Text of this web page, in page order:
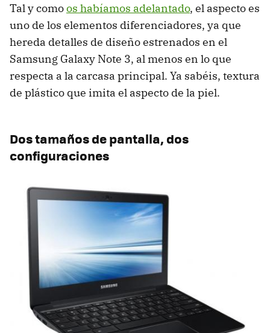
Tal y comoos habíamos adelantado, el aspecto es
uno de los elementos diferenciadores, ya que
hereda detalles de diseño estrenados en el
Samsung Galaxy Note 3, al menos en lo que
respecta a la carcasa principal. Ya sabéis, textura
de plástico que imita el aspecto de la piel.
Dos tamaños de pantalla, dos
configuraciones